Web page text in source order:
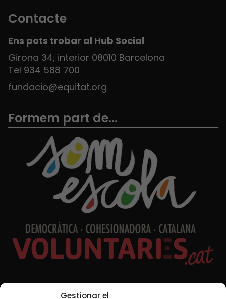
Gestionar el
Contacte
Ens pots trobar al Hub Social
Girona 34, interior 08010 Barcelona
Tel 934 588 700
fundacio@equitat.org
Formem part de...
Xarxes Socials